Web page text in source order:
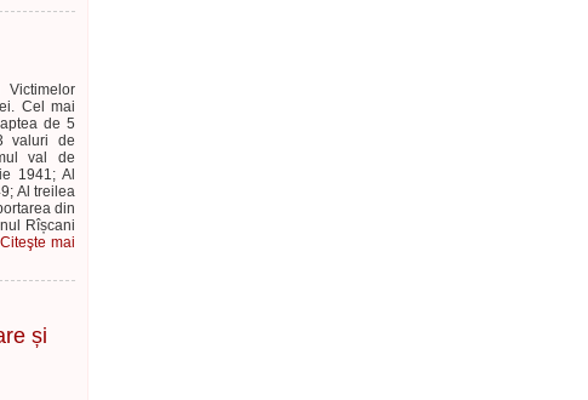
Cel mai
de 5
valuri de
val de
1941; Al
Al treilea
din
Rîșcani
Citeşte mai
și